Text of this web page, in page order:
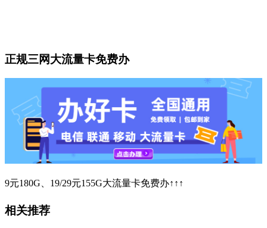
正规三网大流量卡免费办
9元180G、19/29元155G大流量卡免费办↑↑↑
相关推荐